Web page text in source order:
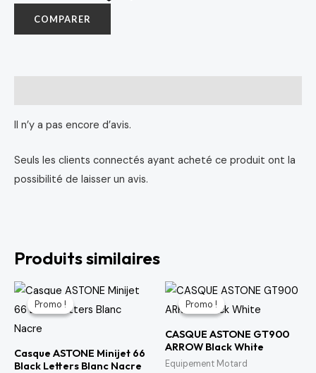
COMPARER
Il n’y a pas encore d’avis.
Seuls les clients connectés ayant acheté ce produit ont la
possibilité de laisser un avis.
Produits similaires
Promo !
Promo !
Casque ASTONE Minijet 66
Black Letters Blanc Nacre
Le
prix
initial
Le
actuel
Promo !
Promo !
CASQUE ASTONE GT900
ARROW Black White
Equipement Motard
Le
prix
initial
2,080 د.م..
Le
actuel
1,768 د.م..